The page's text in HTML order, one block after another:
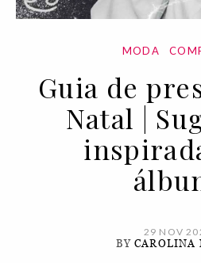
MODA
Guia de
Natal |
29 NOV
BYCAROLINA